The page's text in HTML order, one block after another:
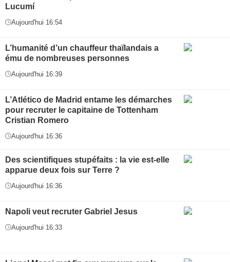
Lucumí
Aujourd'hui 16:54
L’humanité d’un chauffeur thaïlandais a
ému de nombreuses personnes
Aujourd'hui 16:39
L’Atlético de Madrid entame les démarches
pour recruter le capitaine de Tottenham
Cristian Romero
Aujourd'hui 16:36
Des scientifiques stupéfaits : la vie est-elle
apparue deux fois sur Terre ?
Aujourd'hui 16:36
Napoli veut recruter Gabriel Jesus
Aujourd'hui 16:33